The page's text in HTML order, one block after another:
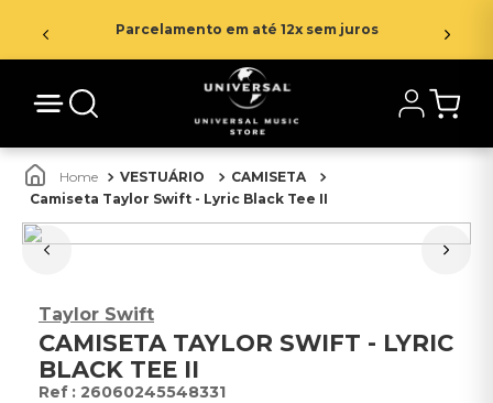
Parcelamento em até 12x sem juros
VESTUÁRIO
CAMISETA
Camiseta Taylor Swift - Lyric Black Tee II
Taylor Swift
CAMISETA TAYLOR SWIFT - LYRIC
BLACK TEE II
: 26060245548331